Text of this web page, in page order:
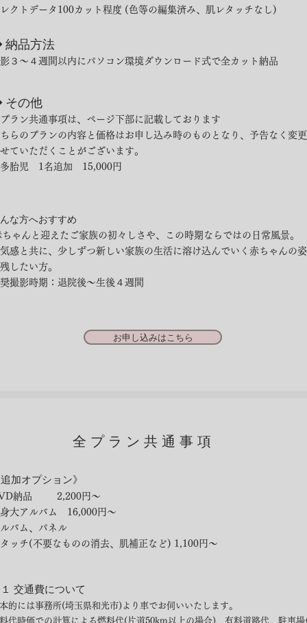
クトデータ100カット程度 (色等の編集済み、肌レタッチなし)
品方法
３〜４週間以内にパソコン環境ダウンロード式で全カット納品
の他
ラン共通事項は、ページ下部に記載しております
ちらのプランの内容と価格はお申し込み時のものとなり、予告なく変更
ていただくことがございます。
多胎児 1名追加 15,000円
な方へおすすめ
ちゃんと迎えたご家族の初々しさや、この時期ならではの日常風景。
感と共に、少しずつ新しい家族の生活に溶け込んでいく赤ちゃんの姿
したい方。
撮影時期：退院後〜生後４週間
お申し込みはこちら
全プラン共通事項
追加オプション》
納品 2,200円〜
大アルバム 16,000円〜
バム、パネル
タッチ(不要なものの消去、肌補正など) 1,100円〜​
交通費について
的には事務所(埼玉県和光市)より車でお伺いいたします。
代時価での計算による燃料代(片道50km以上の場合)、有料道路代、駐車場